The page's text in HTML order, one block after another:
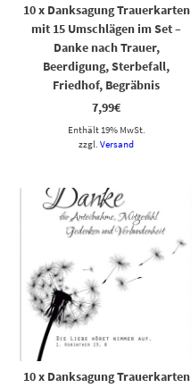
10 x Danksagung Trauerkarten
mit 15 Umschlägen im Set –
Danke nach Trauer,
Beerdigung, Sterbefall,
Friedhof, Begräbnis
7,99€
Enthält 19% MwSt.
zzgl.Versand
10 x Danksagung Trauerkarten